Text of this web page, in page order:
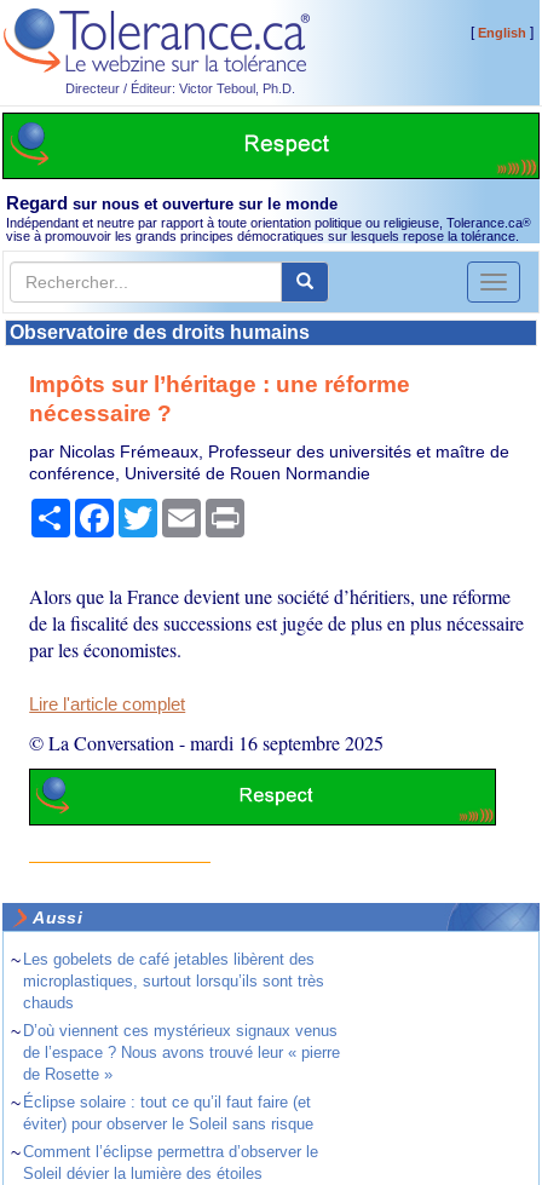
Directeur / Éditeur: Victor Teboul, Ph.D.
[English ]
Regard sur nous et ouverture sur le monde
Indépendant et neutre par rapport à toute orientation politique ou religieuse, Tolerance.ca®
vise à promouvoir les grands principes démocratiques sur lesquels repose la tolérance.
Toggle
Observatoire des droits humains
Impôts sur l’héritage : une réforme
nécessaire ?
par Nicolas Frémeaux, Professeur des universités et maître de
conférence, Université de Rouen Normandie
PartagerFacebook
TwitterEmail
Alors que la France devient une société d’héritiers, une réforme
de la fiscalité des successions est jugée de plus en plus nécessaire
par les économistes.
Lire l'article complet
© La Conversation -mardi 16 septembre 2025
Aussi
~ Les gobelets de café jetables libèrent des
microplastiques, surtout lorsqu’ils sont très
chauds
~ D’où viennent ces mystérieux signaux venus
de l’espace ? Nous avons trouvé leur « pierre
de Rosette »
~ Éclipse solaire : tout ce qu’il faut faire (et
éviter) pour observer le Soleil sans risque
~Comment l’éclipse permettra d’observer le
Soleil dévier la lumière des étoiles